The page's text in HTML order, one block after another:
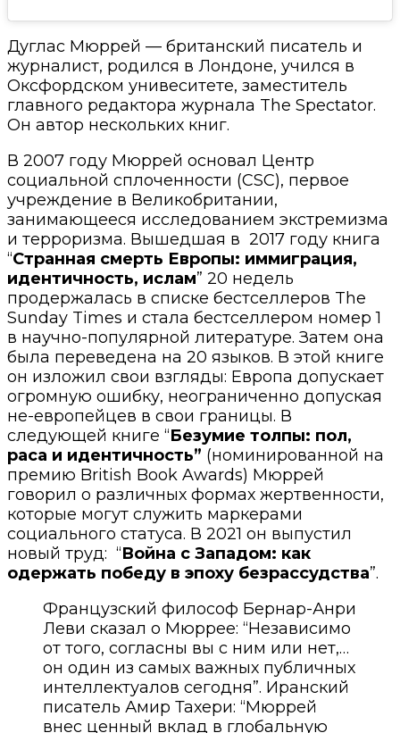
Дуглас Мюррей — британский писатель и
журналист, родился в Лондоне, учился в
Оксфордском унивеситете, заместитель
главного редактора журнала The Spectator.
Он автор нескольких книг.
В 2007 году Мюррей основал Центр
социальной сплоченности (CSC), первое
учреждение в Великобритании,
занимающееся исследованием экстремизма
и терроризма. Вышедшая в 2017 году книга
“Странная смерть Европы: иммиграция,
идентичность, ислам” 20 недель
продержалась в списке бестселлеров The
Sunday Times и стала бестселлером номер 1
в научно-популярной литературе. Затем она
была переведена на 20 языков. В этой книге
он изложил свои взгляды: Европа допускает
огромную ошибку, неограниченно допуская
не-европейцев в свои границы. В
следующей книге “Безумие толпы: пол,
раса и идентичность” (номинированной на
премию British Book Awards) Мюррей
говорил о различных формах жертвенности,
которые могут служить маркерами
социального статуса. В 2021 он выпустил
новый труд: “Война с Западом: как
одержать победу в эпоху безрассудства”.
Французский философ Бернар-Анри
Леви сказал о Мюррее: “Независимо
от того, согласны вы с ним или нет,…
он один из самых важных публичных
интеллектуалов сегодня”. Иранский
писатель Амир Тахери: “Мюррей
внес ценный вклад в глобальную